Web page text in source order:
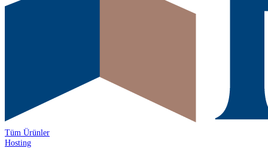
Tüm Ürünler
Hosting